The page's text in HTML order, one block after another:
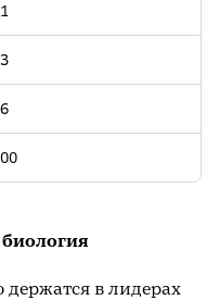
в лидерах